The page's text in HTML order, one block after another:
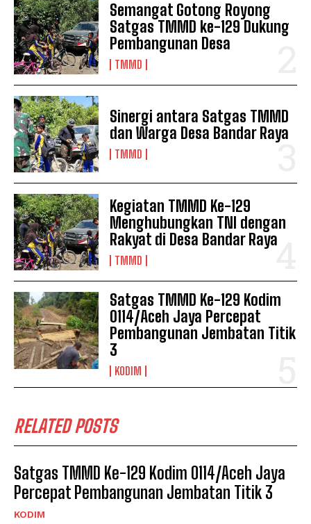
Semangat Gotong Royong
Satgas TMMD ke-129 Dukung
Pembangunan Desa
TMMD
Sinergi antara Satgas TMMD
dan Warga Desa Bandar Raya
TMMD
Kegiatan TMMD Ke-129
Menghubungkan TNI dengan
Rakyat di Desa Bandar Raya
TMMD
Satgas TMMD Ke-129 Kodim
0114/Aceh Jaya Percepat
Pembangunan Jembatan Titik
3
KODIM
RELATED POSTS
Satgas TMMD Ke-129 Kodim 0114/Aceh Jaya
Percepat Pembangunan Jembatan Titik 3
KODIM